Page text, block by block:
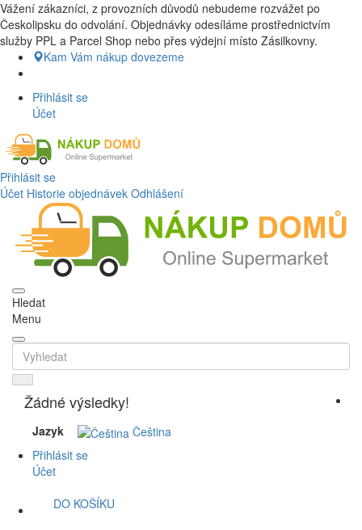
Nákup Potraviny domů, Nákup potraviny online, Čerstvé potraviny
dovezeme až k vašim dveřím. Česká lípa a okolí doprava zdarma.
Nakupdomu.cz
Vážení zákazníci, z provozních důvodů nebudeme rozvážet po
Českolipsku do odvolání. Objednávky odesíláme prostřednictvím
služby PPL a Parcel Shop nebo přes výdejní místo Zásilkovny.
Kam Vám nákup dovezeme
Přihlásit se
Účet
Přihlásit se
Účet Historie objednávek Odhlášení
Hledat
Menu
Žádné výsledky!
Jazyk
Čeština
Přihlásit se
Účet
DO KOŠÍKU